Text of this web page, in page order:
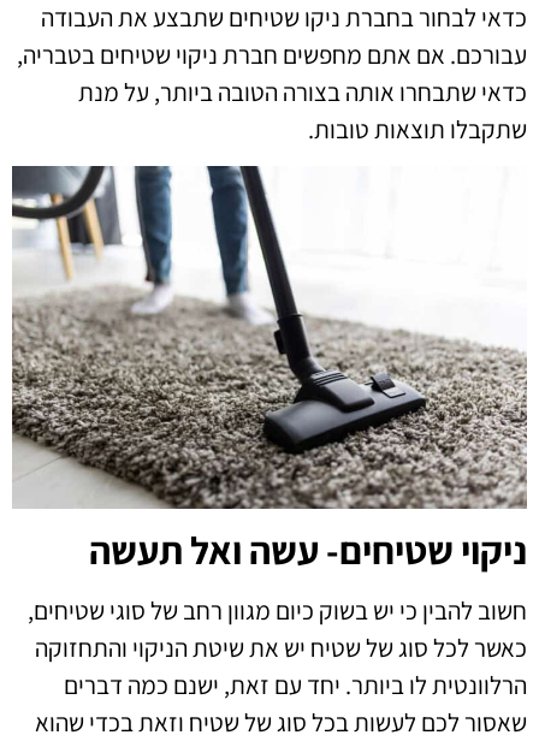
כדאי לבחור בחברת ניקו שטיחים שתבצע את העבודה
עבורכם. אם אתם מחפשים חברת ניקוי שטיחים בטבריה,
כדאי שתבחרו אותה בצורה הטובה ביותר, על מנת
שתקבלו תוצאות טובות.
ניקוי שטיחים- עשה ואל תעשה
חשוב להבין כי יש בשוק כיום מגוון רחב של סוגי שטיחים,
כאשר לכל סוג של שטיח יש את שיטת הניקוי והתחזוקה
הרלוונטית לו ביותר. יחד עם זאת, ישנם כמה דברים
שאסור לכם לעשות בכל סוג של שטיח וזאת בכדי שהוא